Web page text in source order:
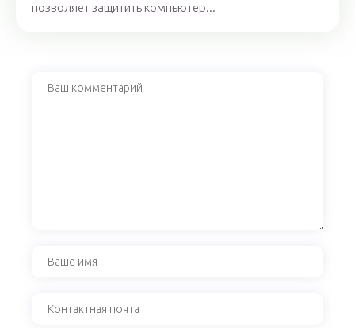
позволяет защитить компьютер...